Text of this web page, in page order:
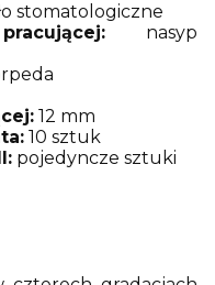
stomatologiczne
nasyp
12 mm
10 sztuk
pojedyncze sztuki